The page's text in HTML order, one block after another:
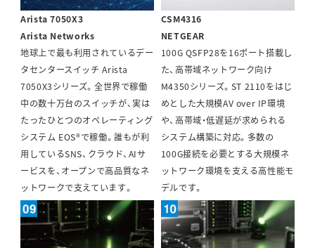
Arista 7050X3
Arista Networks
地球上で最も利用されているデー
タセンタースイッチ Arista
7050X3シリーズ。全世界で稼働
中の数十万台のスイッチが、実は
たったひとつのオペレーティング
システム EOS®で稼働。誰もが利
用しているSNS、クラウド、AIサ
ービスを、オープンで高品質なネ
ットワークで支えています。
CSM4316
NETGEAR
100G QSFP28を16ポート搭載し
た、高帯域ネットワーク向け
M4350シリーズ。ST 2110をはじ
めとした大規模AV over IP環境
や、高帯域・低遅延が求められる
システム構築に対応。多数の
100G接続を必要とする大規模ネ
ットワーク環境を支える高性能モ
デルです。